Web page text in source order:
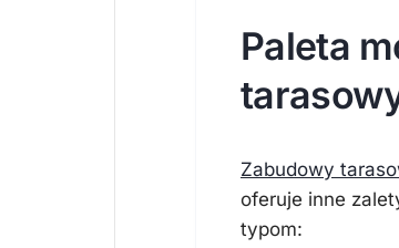
Paleta
Zabudowy
oferuje inne
typom: